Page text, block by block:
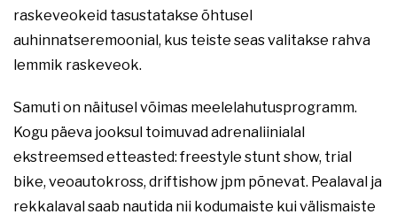
raskeveokeid tasustatakse õhtusel
auhinnatseremoonial, kus teiste seas valitakse rahva
lemmik raskeveok.
Samuti on näitusel võimas meelelahutusprogramm.
Kogu päeva jooksul toimuvad adrenaliinialal
ekstreemsed etteasted: freestyle stunt show, trial
bike, veoautokross, driftishow jpm põnevat. Pealaval ja
rekkalaval saab nautida nii kodumaiste kui välismaiste